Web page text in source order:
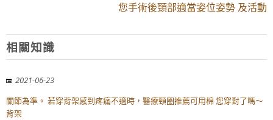
您手術後頸部適當姿位姿勢 及活動
相關知識
2021-06-23
關節為準。 若穿背架感到疼痛不適時，醫療頸圈推薦可用棉 您穿對了嗎～
背架